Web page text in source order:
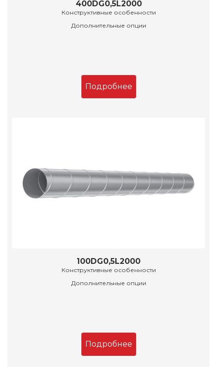
400DG0,5L2000
Конструктивные особенности
Дополнительные опции
Подробнее
100DG0,5L2000
Конструктивные особенности
Дополнительные опции
Подробнее